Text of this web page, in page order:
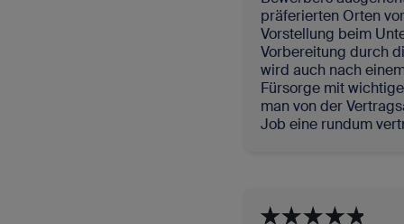
präferierten Orten
Vorstellung beim
Vorbereitung durch
wird auch nach
Fürsorge mit
man von der
Job eine rundum